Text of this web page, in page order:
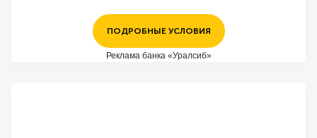
ПОДРОБНЫЕ УСЛОВИЯ
Реклама банка «Уралсиб»